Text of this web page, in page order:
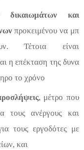
δικαιωμάτωνκαι
προκειμένου να μπ
.Τέτοια είναι
ηεπέκταση τηςδυνα
το χρόνο
, μέτρο που
τουςανέργους και
τους εργοδότεςμε
, και